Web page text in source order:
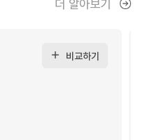
더 알아보기
비교하기